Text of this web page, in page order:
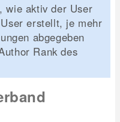
wie aktiv der User
erstellt, je mehr
abgegeben
Rank des